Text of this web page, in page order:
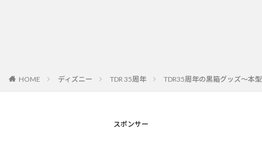
HOME ディズニー TDR 35周年 TDR35周年の黒箱グッズ～本
スポンサー